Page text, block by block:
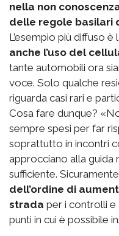
nella non
delle regole basilari
L’esempio più diffuso è
anche l’uso del
tante automobili ora
voce. Solo qualche
riguarda casi rari e
Cosa fare dunque?
sempre spesi per far
soprattutto in incontri
approcciano alla guida
sufficiente. Sicuramente
dell’ordine di
strada per i controlli e
punti in cui è possibile